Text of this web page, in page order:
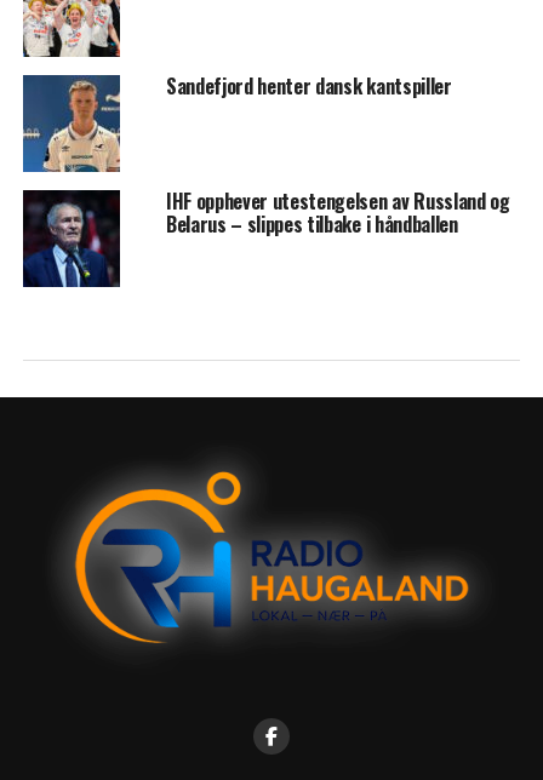
Sandefjord henter dansk kantspiller
IHF opphever utestengelsen av Russland og
Belarus – slippes tilbake i håndballen